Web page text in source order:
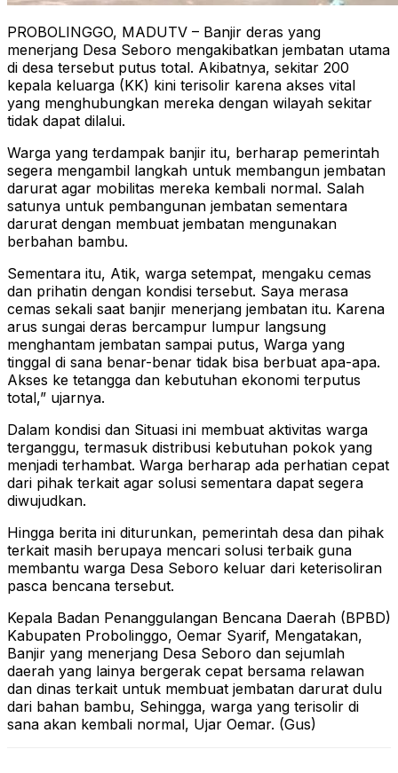
PROBOLINGGO, MADUTV – Banjir deras yang
menerjang Desa Seboro mengakibatkan jembatan utama
di desa tersebut putus total. Akibatnya, sekitar 200
kepala keluarga (KK) kini terisolir karena akses vital
yang menghubungkan mereka dengan wilayah sekitar
tidak dapat dilalui.
Warga yang terdampak banjir itu, berharap pemerintah
segera mengambil langkah untuk membangun jembatan
darurat agar mobilitas mereka kembali normal. Salah
satunya untuk pembangunan jembatan sementara
darurat dengan membuat jembatan mengunakan
berbahan bambu.
Sementara itu, Atik, warga setempat, mengaku cemas
dan prihatin dengan kondisi tersebut. Saya merasa
cemas sekali saat banjir menerjang jembatan itu. Karena
arus sungai deras bercampur lumpur langsung
menghantam jembatan sampai putus, Warga yang
tinggal di sana benar-benar tidak bisa berbuat apa-apa.
Akses ke tetangga dan kebutuhan ekonomi terputus
total,” ujarnya.
Dalam kondisi dan Situasi ini membuat aktivitas warga
terganggu, termasuk distribusi kebutuhan pokok yang
menjadi terhambat. Warga berharap ada perhatian cepat
dari pihak terkait agar solusi sementara dapat segera
diwujudkan.
Hingga berita ini diturunkan, pemerintah desa dan pihak
terkait masih berupaya mencari solusi terbaik guna
membantu warga Desa Seboro keluar dari keterisoliran
pasca bencana tersebut.
Kepala Badan Penanggulangan Bencana Daerah (BPBD)
Kabupaten Probolinggo, Oemar Syarif, Mengatakan,
Banjir yang menerjang Desa Seboro dan sejumlah
daerah yang lainya bergerak cepat bersama relawan
dan dinas terkait untuk membuat jembatan darurat dulu
dari bahan bambu, Sehingga, warga yang terisolir di
sana akan kembali normal, Ujar Oemar. (Gus)